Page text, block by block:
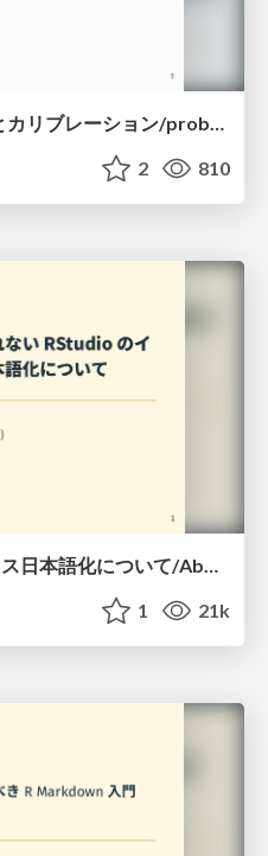
機械学習による確率推定とカリブレーション/probabilistic-calibration-on-classification-model
2 810
1 21k